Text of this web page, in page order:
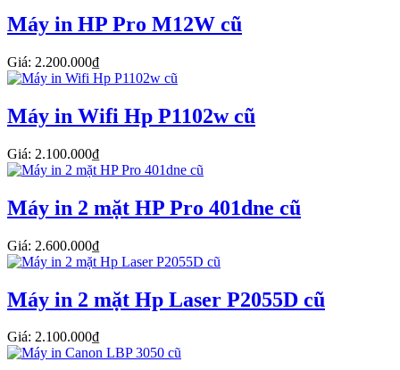
Máy in HP Pro M12W cũ
Giá: 2.200.000₫
Máy in Wifi Hp P1102w cũ
Giá: 2.100.000₫
Máy in 2 mặt HP Pro 401dne cũ
Giá: 2.600.000₫
Máy in 2 mặt Hp Laser P2055D cũ
Giá: 2.100.000₫